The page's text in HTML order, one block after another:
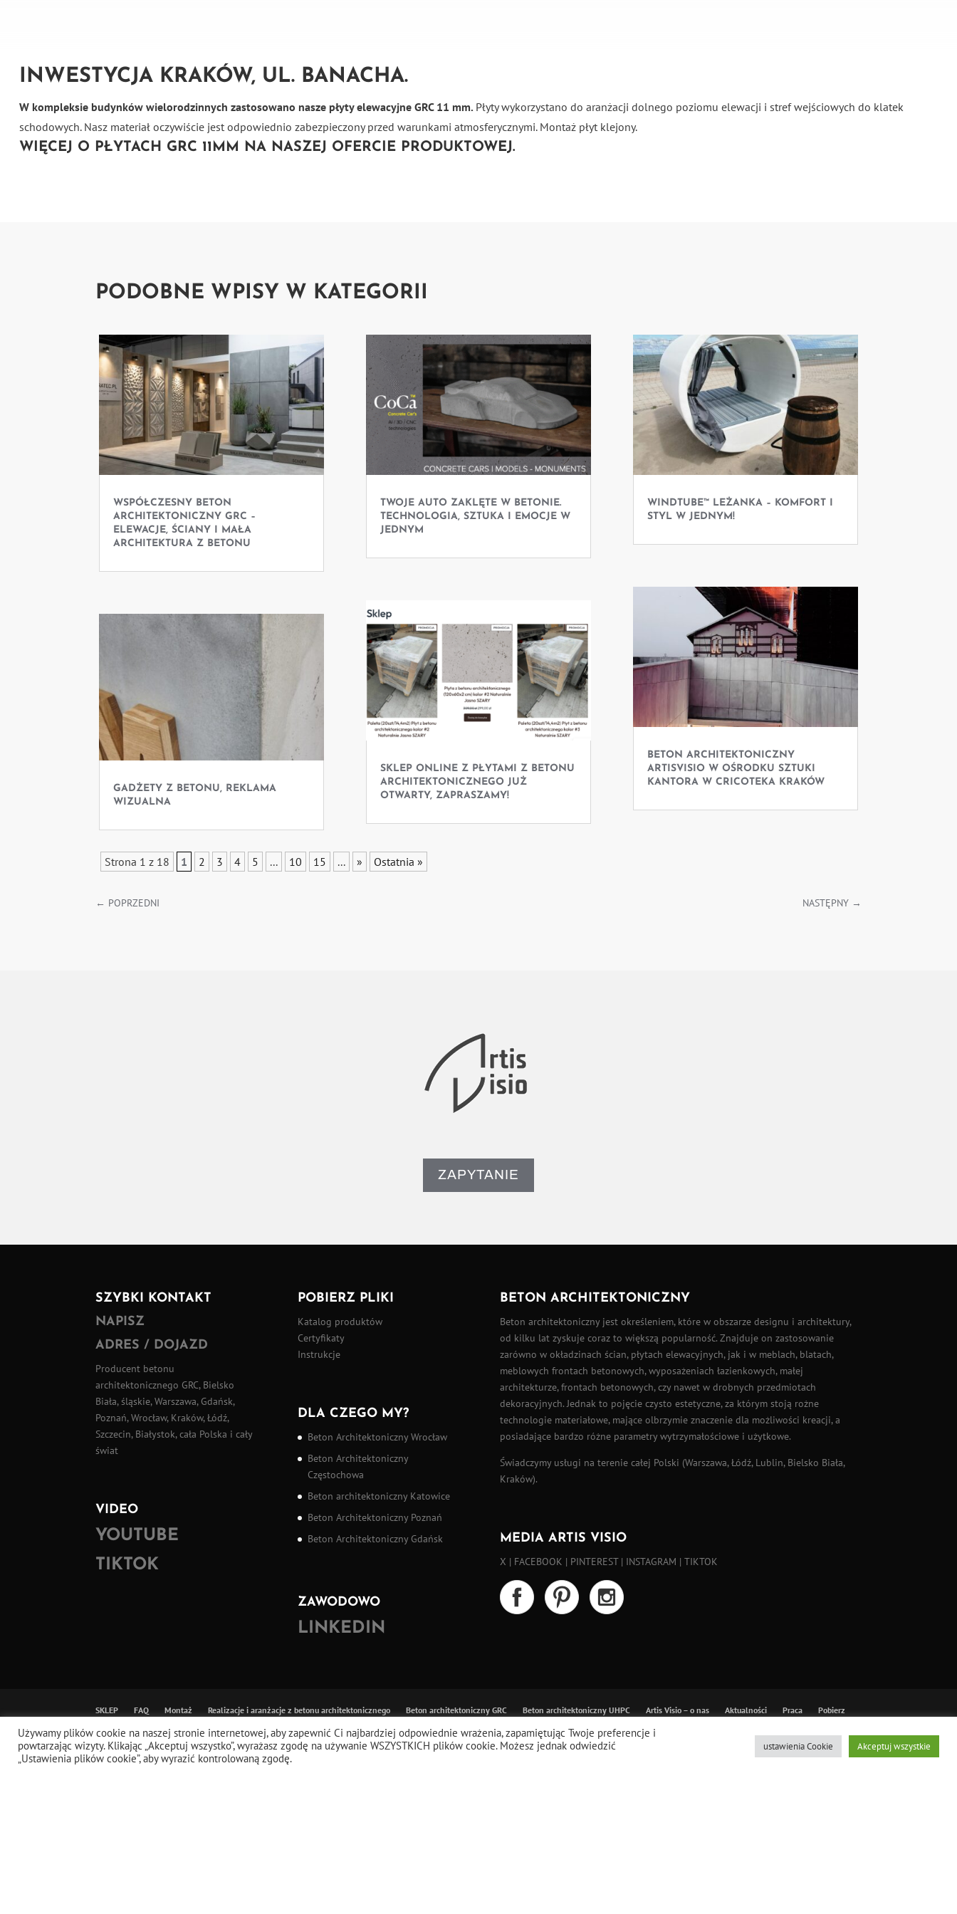
INWESTYCJA KRAKÓW, UL. BANACHA.
W kompleksie budynków wielorodzinnych zastosowano nasze płyty elewacyjne GRC 11 mm. Płyty wykorzystano do aranżacji dolnego poziomu elewacji i stref wejściowych do klatek
schodowych. Nasz materiał oczywiście jest odpowiednio zabezpieczony przed warunkami atmosferycznymi. Montaż płyt klejony.
WIĘCEJ O PŁYTACH GRC 11MM NA NASZEJ OFERCIE PRODUKTOWEJ.
PODOBNE WPISY W KATEGORII
WSPÓŁCZESNY BETON
ARCHITEKTONICZNY GRC –
ELEWACJE, ŚCIANY I MAŁA
ARCHITEKTURA Z BETONU
GADŻETY Z BETONU, REKLAMA
WIZUALNA
TWOJE AUTO ZAKLĘTE W BETONIE.
TECHNOLOGIA, SZTUKA I EMOCJE W
JEDNYM
SKLEP ONLINE Z PŁYTAMI Z BETONU
ARCHITEKTONICZNEGO JUŻ
OTWARTY, ZAPRASZAMY!
WINDTUBE™ LEŻANKA – KOMFORT I
STYL W JEDNYM!
BETON ARCHITEKTONICZNY
ARTISVISIO W OŚRODKU SZTUKI
KANTORA W CRICOTEKA KRAKÓW
Strona 1 z 18 1 2 3 4 5 ... 10 15 ... » Ostatnia »
← POPRZEDNI NASTĘPNY→
ZAPYTANIE
SZYBKI KONTAKT
NAPISZ
ADRES / DOJAZD
Producent betonu
architektonicznego GRC, Bielsko
Biała, śląskie, Warszawa, Gdańsk,
Poznań, Wrocław, Kraków, Łódź,
Szczecin, Białystok, cała Polska i cały
świat
VIDEO
YOUTUBE
TIKTOK
POBIERZ PLIKI
Katalog produktów
Certyfikaty
Instrukcje
DLA CZEGO MY?
Beton Architektoniczny Wrocław
Beton Architektoniczny
Częstochowa
Beton architektoniczny Katowice
Beton Architektoniczny Poznań
Beton Architektoniczny Gdańsk
ZAWODOWO
LINKEDIN
BETON ARCHITEKTONICZNY
Beton architektonicznyjest określeniem, które w obszarze designu i architektury,
od kilku lat zyskuje coraz to większą popularność. Znajduje on zastosowanie
zarówno w okładzinach ścian, płytach elewacyjnych, jak i w meblach, blatach,
meblowych frontach betonowych, wyposażeniach łazienkowych, małej
architekturze, frontach betonowych, czy nawet w drobnych przedmiotach
dekoracyjnych. Jednak to pojęcie czysto estetyczne, za którym stoją rożne
technologie materiałowe, mające olbrzymie znaczenie dla możliwości kreacji, a
posiadające bardzo różne parametry wytrzymałościowe i użytkowe.
Świadczymy usługi na terenie całej Polski (Warszawa,Łódź, Lublin, Bielsko Biała,
Kraków).
MEDIA ARTIS VISIO
X | FACEBOOK | PINTEREST| INSTAGRAM | TIKTOK
SKLEP FAQ Montaż Realizacje i aranżacje z betonu architektonicznego Beton architektoniczny GRC Beton architektoniczny UHPC Artis Visio – o nas Aktualności Praca
Pobierz
X
TikTok Youtube Beton architektoniczny GRC i UHPC | Artis Visio – Kontakt Polityka prywatności Kleje i pielęgnacja Opakowanie, dostawa, montaż
Używamy plików cookie na naszej stronie internetowej, aby zapewnić Ci najbardziej odpowiednie wrażenia, zapamiętując Twoje preferencje i
powtarzając wizyty. Klikając „Akceptuj wszystko”, wyrażasz zgodę na używanie WSZYSTKICH plików cookie. Możesz jednak odwiedzić
„Ustawienia plików cookie”, aby wyrazić kontrolowaną zgodę.
ustawienia Cookie Akceptuj wszystkie